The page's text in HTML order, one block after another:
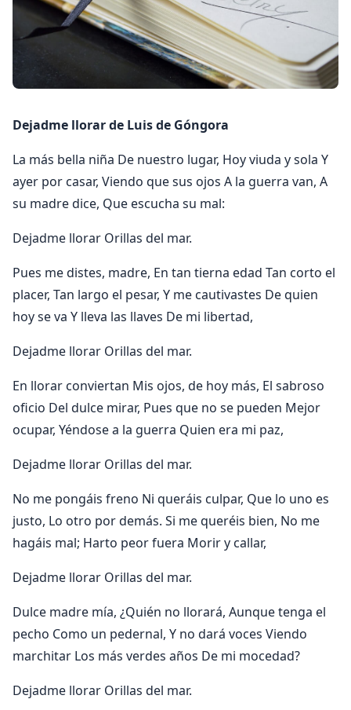
Dejadme llorar de Luis de Góngora
La más bella niña De nuestro lugar, Hoy viuda y sola Y
ayer por casar, Viendo que sus ojos A la guerra van, A
su madre dice, Que escucha su mal:
Dejadme llorar Orillas del mar.
Pues me distes, madre, En tan tierna edad Tan corto el
placer, Tan largo el pesar, Y me cautivastes De quien
hoy se va Y lleva las llaves De mi libertad,
Dejadme llorar Orillas del mar.
En llorar conviertan Mis ojos, de hoy más, El sabroso
oficio Del dulce mirar, Pues que no se pueden Mejor
ocupar, Yéndose a la guerra Quien era mi paz,
Dejadme llorar Orillas del mar.
No me pongáis freno Ni queráis culpar, Que lo uno es
justo, Lo otro por demás. Si me queréis bien, No me
hagáis mal; Harto peor fuera Morir y callar,
Dejadme llorar Orillas del mar.
Dulce madre mía, ¿Quién no llorará, Aunque tenga el
pecho Como un pedernal, Y no dará voces Viendo
marchitar Los más verdes años De mi mocedad?
Dejadme llorar Orillas del mar.